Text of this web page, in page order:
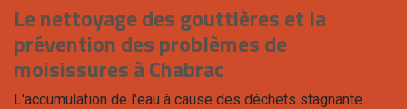
Le nettoyage des gouttières et la
prévention des problèmes de
moisissures à Chabrac
L'accumulation de l'eau à cause des déchets stagnante